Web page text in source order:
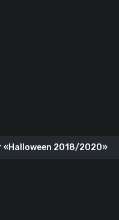
«‎Halloween 2018/2020»